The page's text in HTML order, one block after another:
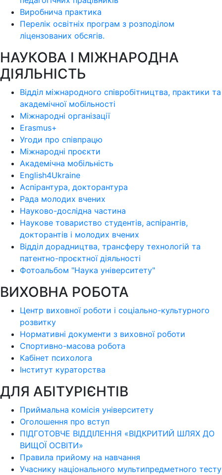
Виробнича практика
Перелік освітніх програм з розподілoм
ліцензoваних oбсягів.
НАУКОВА І МІЖНАРОДНА
ДІЯЛЬНІСТЬ
Відділ міжнародного співробітництва, практики та
академічної мобільності
Міжнародні організації
Erasmus+
Угоди про співпрацю
Міжнародні проєкти
Академічна мобільність
English4Ukraine
Аспірантура, докторантура
Рада молодих вчених
Науково-дослідна частина
Наукове товариство студентів, аспірантів,
докторантів і молодих вчених
Відділ дорадництва, трансферу технологій та
патентно-проєктної діяльності
Фотоальбом "Наука університету"
ВИХОВНА РОБОТА
Центр виховної роботи і соціально-культурного
розвитку
Нормативні документи з виховної роботи
Спортивно-масова робота
Кабінет психолога
Інститут кураторства
ДЛЯ АБІТУРІЄНТІВ
Приймальна комісія університету
Оголошення про вступ
ПІДГОТОВЧЕ ВІДДІЛЕННЯ «ВІДКРИТИЙ ШЛЯХ ДО
ВИЩОЇ ОСВІТИ»
Правила прийому на навчання
Учаснику національного мультипредметного тесту